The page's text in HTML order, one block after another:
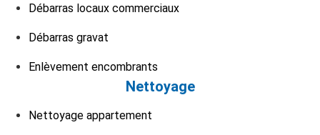
Débarras locaux commerciaux
Débarras gravat
Enlèvement encombrants
Nettoyage
Nettoyage appartement